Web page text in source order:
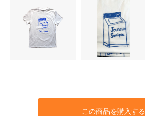
この商品を購入する